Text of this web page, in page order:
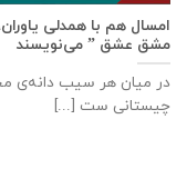
امسال هم با همدلی
مشق عشق ” می‌نویسند
در میان هر سیب دانه‌ی
چیستانی ست [...]